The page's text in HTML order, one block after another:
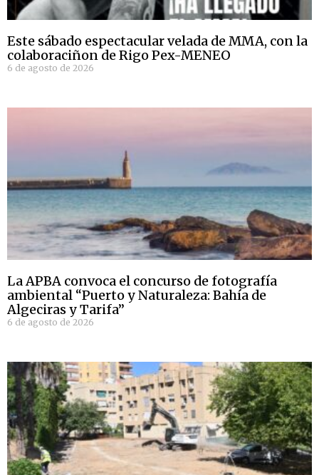
Este sábado espectacular velada de MMA, con la
colaboraciñon de Rigo Pex-MENEO
6 de agosto de 2026
La APBA convoca el concurso de fotografía
ambiental “Puerto y Naturaleza: Bahía de
Algeciras y Tarifa”
6 de agosto de 2026